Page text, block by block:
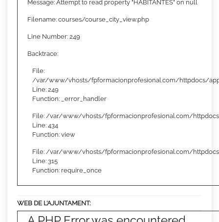
Message: Attempt to read property "HABITANTES" on null
Filename: courses/course_city_view.php
Line Number: 249
Backtrace:
File:
/var/www/vhosts/fpformacionprofesional.com/httpdocs/
Line: 249
Function: _error_handler
File: /var/www/vhosts/fpformacionprofesional.com/
Line: 434
Function: view
File: /var/www/vhosts/fpformacionprofesional.com/
Line: 315
Function: require_once
WEB DE L’AJUNTAMENT: